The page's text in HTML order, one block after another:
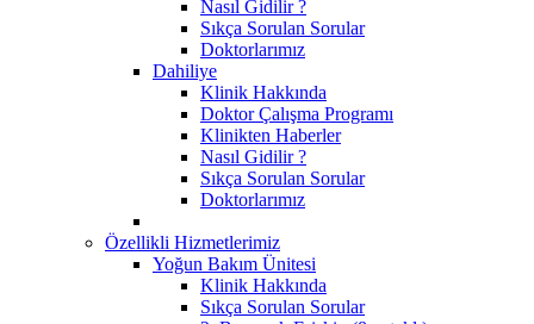
Nasıl Gidilir ?
Sıkça Sorulan Sorular
Doktorlarımız
Dahiliye
Klinik Hakkında
Doktor Çalışma Programı
Klinikten Haberler
Nasıl Gidilir ?
Sıkça Sorulan Sorular
Doktorlarımız
Özellikli Hizmetlerimiz
Yoğun Bakım Ünitesi
Klinik Hakkında
Sıkça Sorulan Sorular